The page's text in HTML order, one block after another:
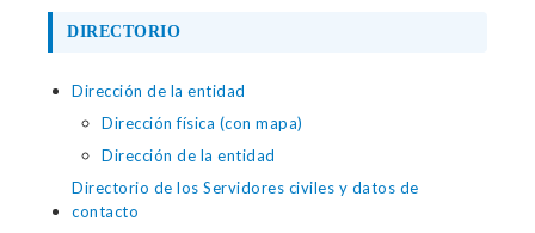
DIRECTORIO
Dirección de la entidad
Dirección física (con mapa)
Dirección de la entidad
Directorio de los Servidores civiles y datos de
contacto